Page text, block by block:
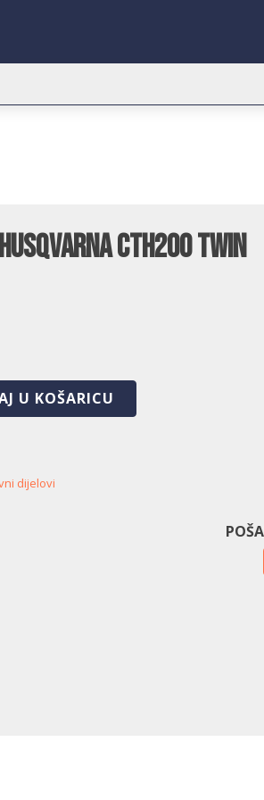
CTH200 Twin
U KOŠARICU
dijelovi